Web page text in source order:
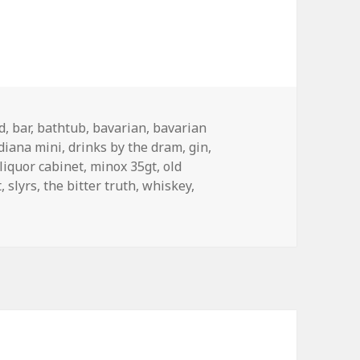
, bar, bathtub, bavarian, bavarian
mini,drinks by the dram,gin,
liquor cabinet, minox 35gt,old
,slyrs,the bitter truth,whiskey,